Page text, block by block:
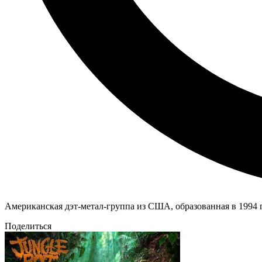
Американская дэт-метал-группа из США, образованная в 1994
Поделиться